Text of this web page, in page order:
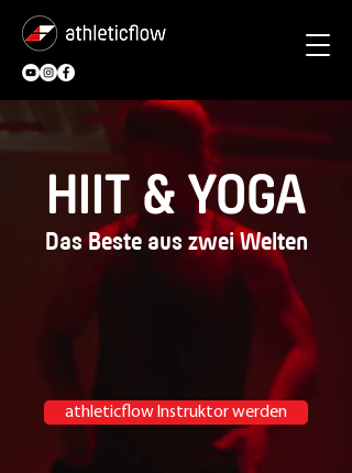
HIIT & YOGA
Das Beste aus zwei Welten
athleticflow Instruktor werden